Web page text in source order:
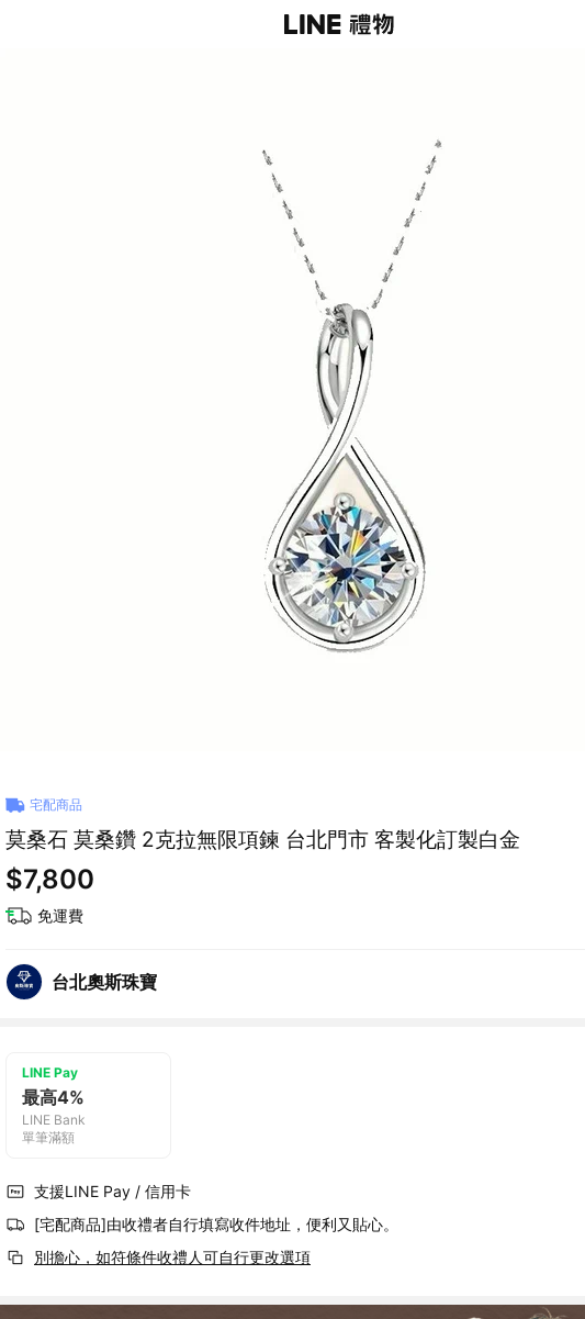
宅配商品
莫桑石 莫桑鑽 2克拉無限項鍊 台北門市 客製化訂製白金
$7,800
免運費
台北奧斯珠寶
LINE Pay
最高4%
LINE Bank
單筆滿額
支援LINE Pay / 信用卡
[宅配商品]由收禮者自行填寫收件地址，便利又貼心。
別擔心，如符條件收禮人可自行更改選項